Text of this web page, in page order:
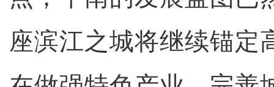
座滨江之城将继续锚定